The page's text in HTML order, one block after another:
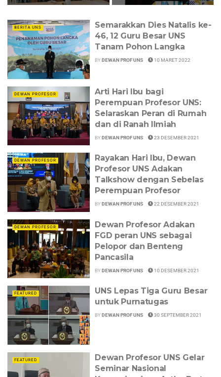
BERITA UNS
Semarakkan Dies Natalis ke-
46, 12 Guru Besar UNS
Tanam Pohon Langka
BYDEWAN PROF UNS 10 MARET 2022
DEWAN PROFESOR
Arti Hari Ibu bagi
Perempuan Profesor UNS:
Selaraskan Peran di Rumah
dan di Ranah Ilmiah
BYDEWAN PROF UNS 23 DESEMBER 2021
DEWAN PROFESOR
Rayakan Hari Ibu, Dewan
Profesor UNS Adakan
Talkshow dengan Sebelas
Perempuan Profesor
BYDEWAN PROF UNS 22 DESEMBER 2021
DEWAN PROFESOR
Dewan Profesor Adakan
FGD peran UNS sebagai
Pelopor dan Benteng
Pancasila
BYDEWAN PROF UNS 10 DESEMBER 2021
FEATURED
UNS Lepas Tiga Guru Besar
untuk Purnatugas
BYDEWAN PROF UNS 30 SEPTEMBER 2021
FEATURED
Dewan Profesor UNS Gelar
Seminar Nasional